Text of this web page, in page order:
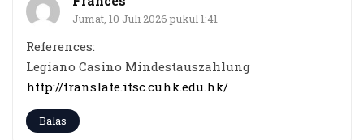
Jumat, 10 Juli 2026 pukul 1:41
References:
Legiano Casino Mindestauszahlung
http://translate.itsc.cuhk.edu.hk/
Balas